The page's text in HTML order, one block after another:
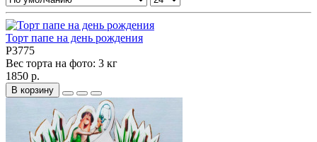
Торт папе на день рождения
P3775
Вес торта на фото: 3 кг
1850 р.
В корзину